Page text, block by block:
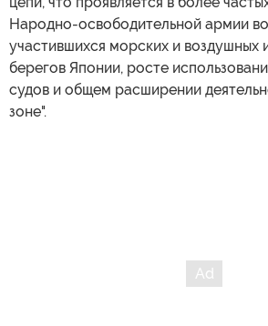
Народно-освободительной армии
участившихся морских и воздушных
берегов Японии, росте
судов и общем расширении
зоне".